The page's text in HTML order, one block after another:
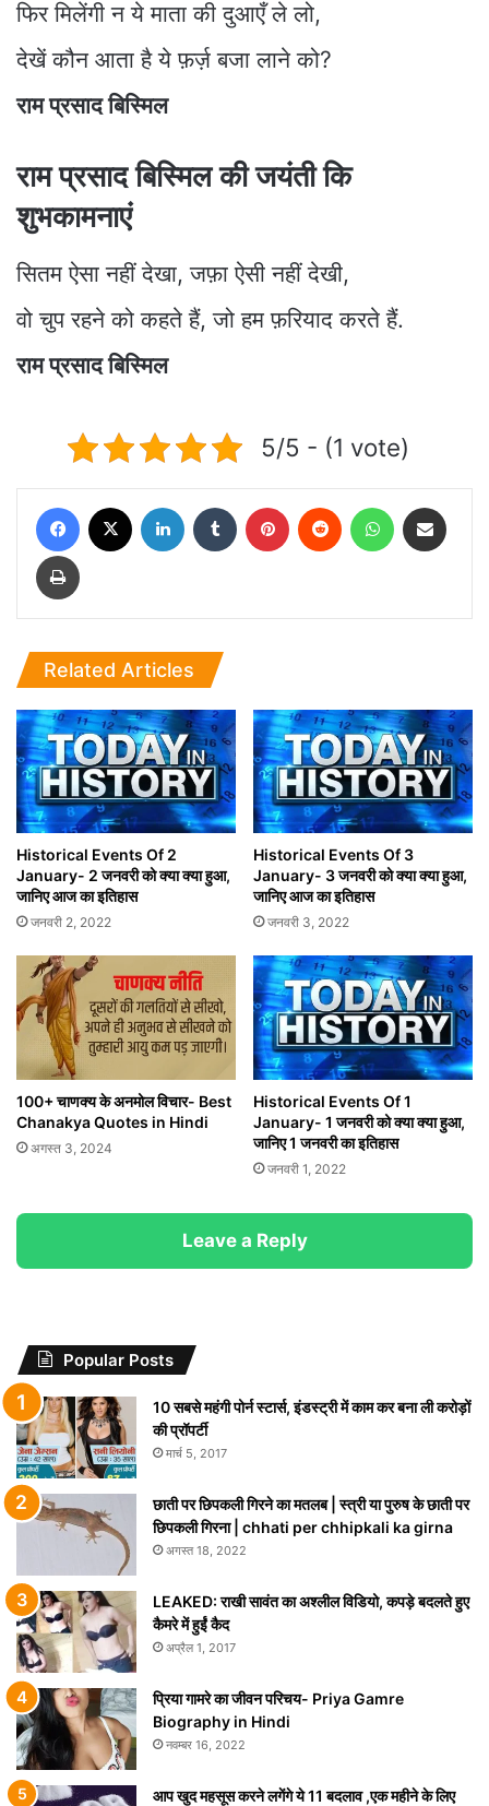
फिर मिलेंगी न ये माता की दुआएँ ले लो,
देखें कौन आता है ये फ़र्ज़ बजा लाने को?
राम प्रसाद बिस्मिल
राम प्रसाद बिस्मिल की जयंती कि
शुभकामनाएं
सितम ऐसा नहीं देखा, जफ़ा ऐसी नहीं देखी,
वो चुप रहने को कहते हैं, जो हम फ़रियाद करते हैं.
राम प्रसाद बिस्मिल
5/5 - (1 vote)
Facebook LinkedIn Tumblr Pinterest Reddit WhatsApp
Print
Related Articles
Historical Events Of 2
January- 2 जनवरी को क्या क्या हुआ,
जानिए आज का इतिहास
जनवरी 2, 2022
Historical Events Of 3
January- 3 जनवरी को क्या क्या हुआ,
जानिए आज का इतिहास
जनवरी 3, 2022
100+ चाणक्य के अनमोल विचार- Best
Chanakya Quotes in Hindi
अगस्त 3, 2024
Historical Events Of 1
January- 1 जनवरी को क्या क्या हुआ,
जानिए 1 जनवरी का इतिहास
जनवरी 1, 2022
Leave a Reply
Popular Posts
10 सबसे महंगी पोर्न स्टार्स, इंडस्ट्री में काम कर बना ली करोड़ों
की प्रॉपर्टी
मार्च 5, 2017
छाती पर छिपकली गिरने का मतलब | स्त्री या पुरुष के छाती पर
छिपकली गिरना | chhati per chhipkali ka girna
अगस्त 18, 2022
LEAKED: राखी सावंत का अश्लील विडियो, कपड़े बदलते हुए
कैमरे में हुईं कैद
अप्रैल 1, 2017
प्रिया गामरे का जीवन परिचय- Priya Gamre
Biography in Hindi
नवम्बर 16, 2022
आप खुद महसूस करने लगेंगे ये 11 बदलाव ,एक महीने के लिए